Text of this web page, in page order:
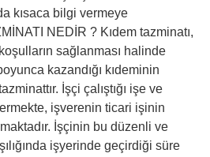
kısaca bilgi vermeye
NEDİR ? Kıdem tazminatı,
sağlanması halinde
kazandığı kıdeminin
İşçi çalıştığı işe ve
işverenin ticari işinin
İşçinin bu düzenli ve
işyerinde geçirdiği süre